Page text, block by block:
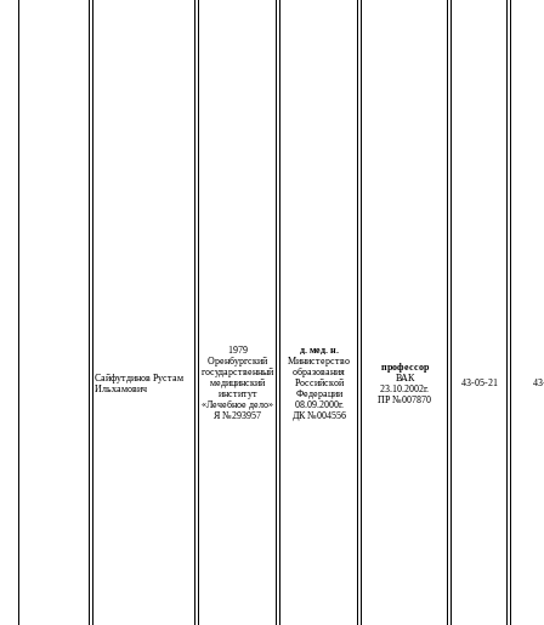
Сайфутдинов Рустам
Ильхамович
1979
Оренбургский
государственный
медицинский
институт
«Лечебное дело»
Я №293957
д. мед. н.
Министерство
образования
Российской
Федерации
08.09.2000г.
ДК №004556
профессор
ВАК
23.10.2002г.
ПР №007870
43-05-21